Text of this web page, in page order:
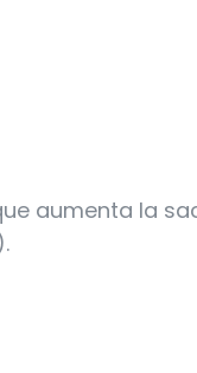
aumenta la